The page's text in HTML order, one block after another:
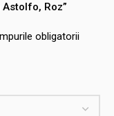
Roz”
obligatorii